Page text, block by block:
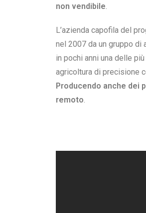
non vendibile.
L’azienda capofila del
nel 2007 da un gruppo di
in pochi anni una delle
agricoltura di precisione
Producendo anche dei
remoto.